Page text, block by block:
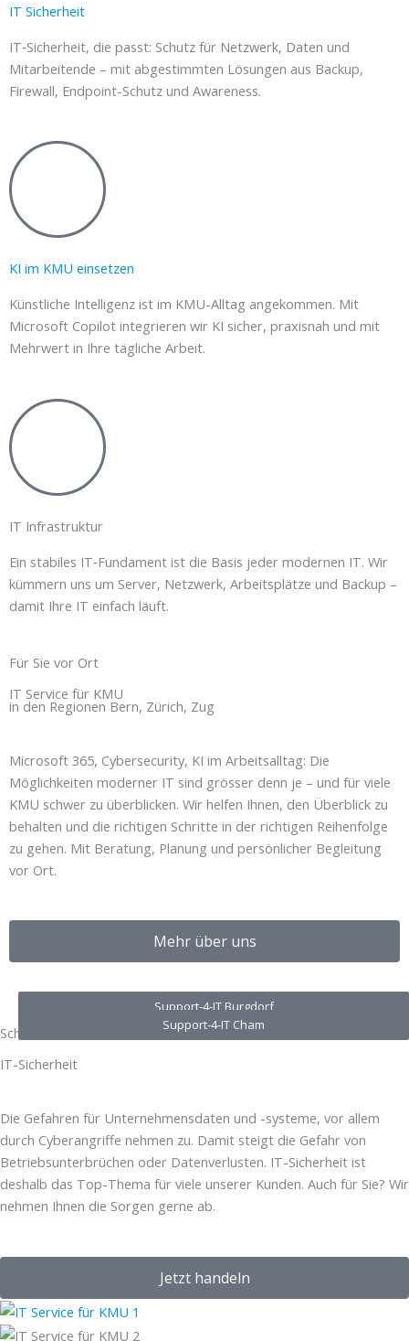
IT Sicherheit
IT‑Sicherheit, die passt: Schutz für Netzwerk, Daten und
Mitarbeitende – mit abgestimmten Lösungen aus Backup,
Firewall, Endpoint-Schutz und Awareness.
KI im KMU einsetzen
Künstliche Intelligenz ist im KMU-Alltag angekommen. Mit
Microsoft Copilot integrieren wir KI sicher, praxisnah und mit
Mehrwert in Ihre tägliche Arbeit.
IT Infrastruktur
Ein stabiles IT‑Fundament ist die Basis jeder modernen IT. Wir
kümmern uns um Server, Netzwerk, Arbeitsplätze und Backup –
damit Ihre IT einfach läuft.
Support-4-IT Burgdorf
Support-4-IT Cham
Für Sie vor Ort
IT Service für KMU
in den Regionen Bern, Zürich, Zug
Microsoft 365, Cybersecurity, KI im Arbeitsalltag: Die
Möglichkeiten moderner IT sind grösser denn je – und für viele
KMU schwer zu überblicken. Wir helfen Ihnen, den Überblick zu
behalten und die richtigen Schritte in der richtigen Reihenfolge
zu gehen. Mit Beratung, Planung und persönlicher Begleitung
vor Ort.
Mehr über uns
Schützen Sie Ihr Unternehmen und Ihre Mitarbeiter
IT-Sicherheit
Die Gefahren für Unternehmensdaten und -systeme, vor allem
durch Cyberangriffe nehmen zu. Damit steigt die Gefahr von
Betriebsunterbrüchen oder Datenverlusten. IT-Sicherheit ist
deshalb das Top-Thema für viele unserer Kunden. Auch für Sie? Wir
nehmen Ihnen die Sorgen gerne ab.
Jetzt handeln